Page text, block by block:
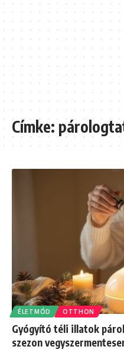
Címke:
ÉLETMÓD OTTHON
Gyógyító téli illatok
szezon